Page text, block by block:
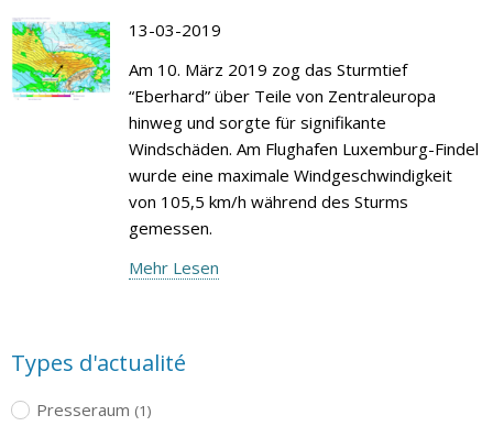
13-03-2019
Am 10. März 2019 zog das Sturmtief
“Eberhard” über Teile von Zentraleuropa
hinweg und sorgte für signifikante
Windschäden. Am Flughafen Luxemburg-Findel
wurde eine maximale Windgeschwindigkeit
von 105,5 km/h während des Sturms
gemessen.
Mehr Lesen
Types d'actualité
Presseraum (1)